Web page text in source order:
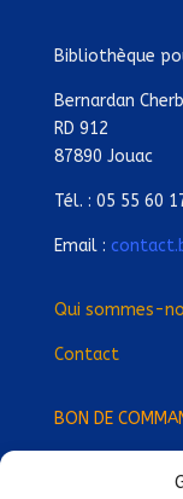
Bibliothèque
Bernardan
RD 912
87890 Jouac
Tél. : 05 55 60
Email :
Qui sommes-
Contact
BON DE
Devenez